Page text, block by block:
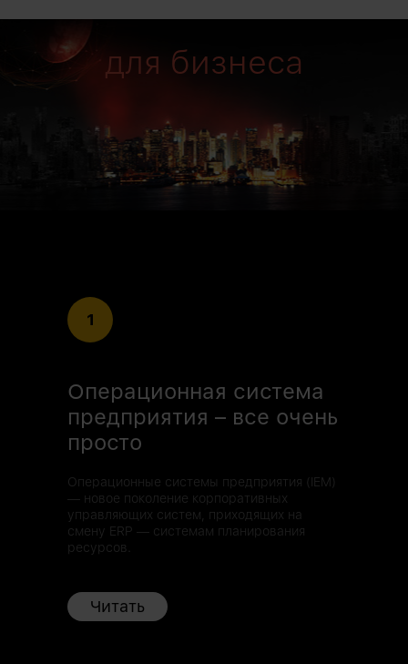
для бизнеса
1
Операционная система
предприятия – все очень
просто
Операционные системы предприятия (IEM)
— новое поколение корпоративных
управляющих систем, приходящих на
смену ERP — системам планирования
ресурсов.
Читать